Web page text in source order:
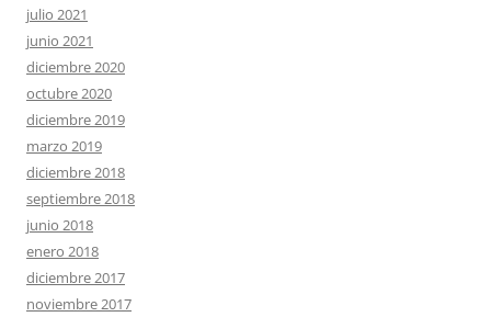
julio 2021
junio 2021
diciembre 2020
octubre 2020
diciembre 2019
marzo 2019
diciembre 2018
septiembre 2018
junio 2018
enero 2018
diciembre 2017
noviembre 2017